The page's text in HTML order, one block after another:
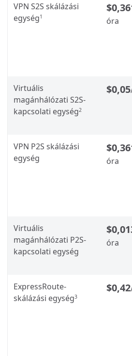
VPN S2S skálázási
egység1
óra
Virtuális
magánhálózati S2S-
kapcsolati egység2
$0,05
VPN P2S skálázási
egység
óra
Virtuális
magánhálózati P2S-
kapcsolati egység
óra
ExpressRoute-
skálázási egység3
$0,42